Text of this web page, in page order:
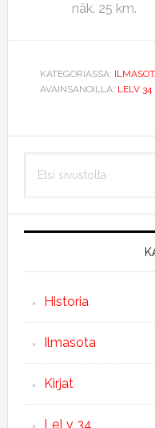
näk. 25 km.
KATEGORIASSA:
AVAINSANOILLA: LELV 34
Ensisijainen
sivupalkki
sivustolta
Historia
Ilmasota
Kirjat
LeLv 34